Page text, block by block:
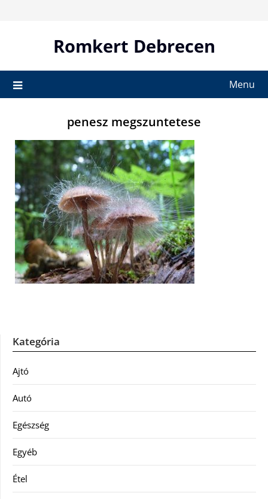
Romkert Debrecen
Menu
penesz megszuntetese
Kategória
Ajtó
Autó
Egészség
Egyéb
Étel